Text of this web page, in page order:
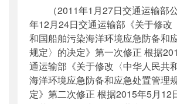
（2011年1月27日交通运输部
年12月24日交通运输部《关于修改
和国船舶污染海洋环境应急防备和
规定〉的决定》第一次修正 根据
通运输部《关于修改〈中华人民共
海洋环境应急防备和应急处置管理
定》第二次修正 根据2015年5月12